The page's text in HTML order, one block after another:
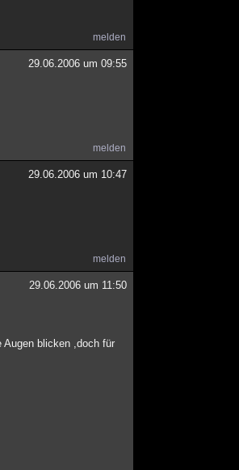
melden
29.06.2006 um 09:55
melden
29.06.2006 um 10:47
melden
29.06.2006 um 11:50
Augen blicken ,doch für